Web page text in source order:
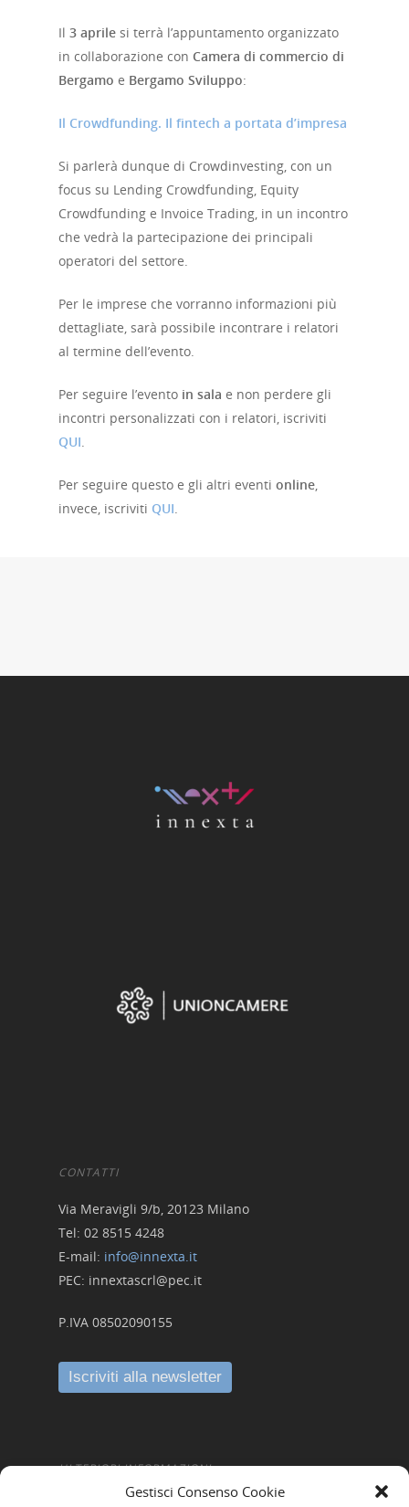
Gestisci Consenso Cookie
Il 3 aprile si terrà l’appuntamento organizzato
in collaborazione con Camera di commercio di
Bergamo e Bergamo Sviluppo:
Il Crowdfunding. Il fintech a portata d’impresa
Si parlerà dunque di Crowdinvesting, con un
focus su Lending Crowdfunding, Equity
Crowdfunding e Invoice Trading, in un incontro
che vedrà la partecipazione dei principali
operatori del settore.
Per le imprese che vorranno informazioni più
dettagliate, sarà possibile incontrare i relatori
al termine dell’evento.
Per seguire l’evento in sala e non perdere gli
incontri personalizzati con i relatori, iscriviti
QUI.
Per seguire questo e gli altri eventi online,
invece, iscriviti QUI.
CONTATTI
Via Meravigli 9/b, 20123 Milano
Tel: 02 8515 4248
E-mail: info@innexta.it
PEC: innextascrl@pec.it
P.IVA 08502090155
ULTERIORI INFORMAZIONI
Home
Strumenti
Crowdinvesting Hub